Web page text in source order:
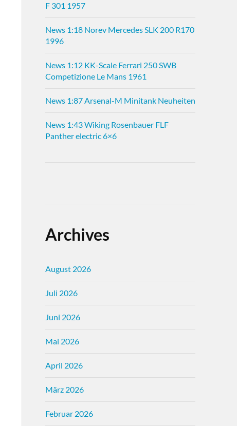
F 301 1957
News 1:18 Norev Mercedes SLK 200 R170
1996
News 1:12 KK-Scale Ferrari 250 SWB
Competizione Le Mans 1961
News 1:87 Arsenal-M Minitank Neuheiten
News 1:43 Wiking Rosenbauer FLF
Panther electric 6×6
Archives
August 2026
Juli 2026
Juni 2026
Mai 2026
April 2026
März 2026
Februar 2026